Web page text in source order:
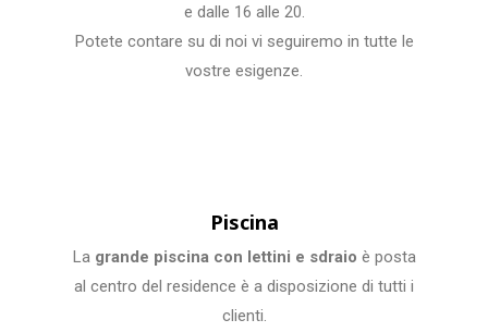
e dalle 16 alle 20.
Potete contare su di noi vi seguiremo in tutte le
vostre esigenze.
Piscina
La grande piscina con lettini e sdraio è posta
al centro del residence è a disposizione di tutti i
clienti.